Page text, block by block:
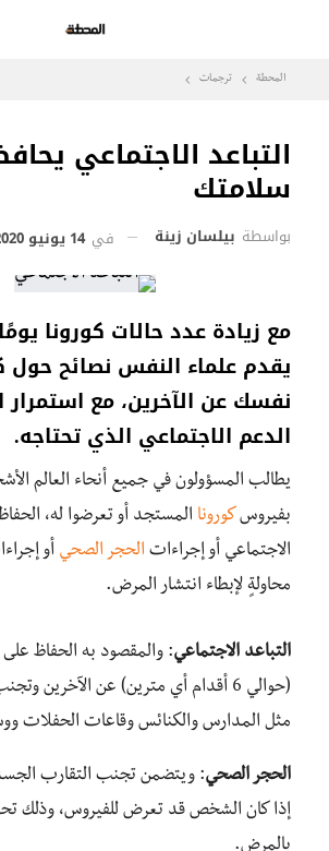
المحطة ترجمات
التباعد الاجتماعي
سلامتك
بواسطة بيلسان زينة في 14 يونيو 2020
مع زيادة عدد حالات كورونا
يقدم علماء النفس نصائح حول
نفسك عن الآخرين، مع
الدعم الاجتماعي الذي تحتاجه.
يطالب المسؤولون في جميع أنحاء العالم
بفيروس كورونا المستجد أو تعرضوا له،
الاجتماعي أو إجراءات الحجر الصحي أو
محاولةٍ لإبطاء انتشار المرض.
التباعد الاجتماعي: والمقصود به الحفاظ
(حوالي 6 أقدام أي مترين) عن الآخرين
مثل المدارس والكنائس وقاعات الحفلات
الحجر الصحي: ويتضمن تجنب التقارب
إذا كان الشخص قد تعرض للفيروس، وذلك
بالمرض.